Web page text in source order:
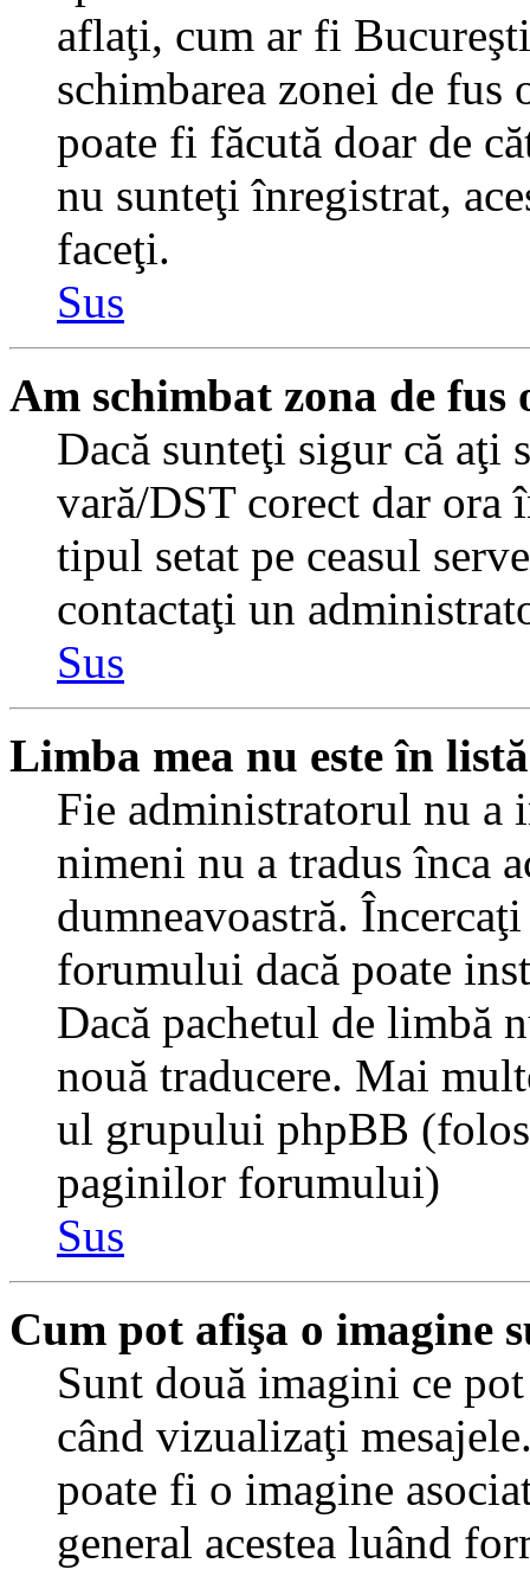
aflaţi, cum ar fi
schimbarea zonei de fus
poate fi făcută doar de
nu sunteţi înregistrat,
faceţi.
Sus
Am schimbat zona de
Dacă sunteţi sigur că aţi
vară/DST corect dar ora
tipul setat pe ceasul
contactaţi un
Sus
Limba mea nu este în
Fie administratorul nu a
nimeni nu a tradus înca
dumneavoastră.
forumului dacă poate
Dacă pachetul de limbă
nouă traducere. Mai
ul grupului phpBB
paginilor forumului)
Sus
Cum pot afişa o imagine
Sunt două imagini ce
când vizualizaţi
poate fi o imagine
general acestea luând